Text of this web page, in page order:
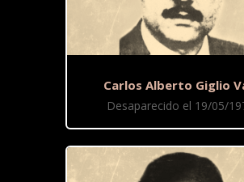
Carlos Alberto Giglio
Desaparecido el 19/05/